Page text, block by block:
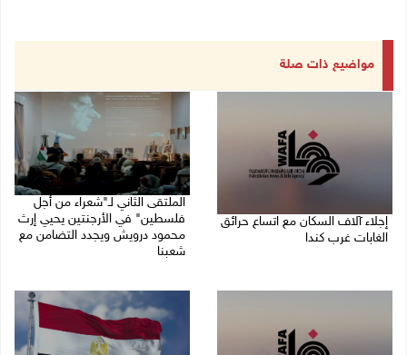
مواضيع ذات صلة
إجلاء آلاف السكان مع اتساع حرائق
الغابات غرب كندا
الملتقى الثاني لـ"شعراء من أجل
فلسطين" في الأرجنتين يحيي إرث
محمود درويش ويجدد التضامن مع
شعبنا